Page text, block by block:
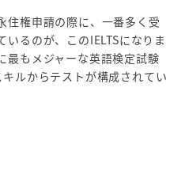
住権申請の際に、一番多く受
るのが、このIELTSになりま
最もメジャーな英語検定試験
ルからテストが構成されてい